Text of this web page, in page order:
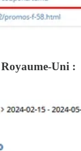
Uni :